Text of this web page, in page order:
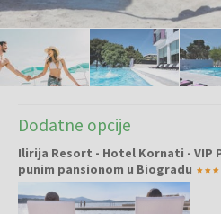
Dodatne opcije
Ilirija Resort - Hotel Kornati - VIP
punim pansionom u Biogradu